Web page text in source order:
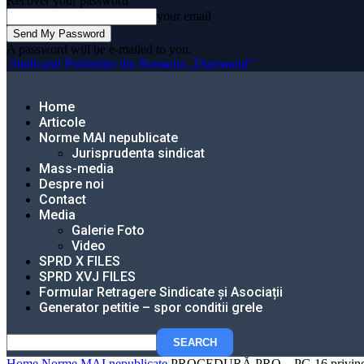
your email
A password will be e-mailed to you.
Sindicatul Politistilor din Romania „Diamantul”
Home
Articole
Norme MAI nepublicate
Jurisprudenta sindicat
Mass-media
Despre noi
Contact
Media
Galerie Foto
Video
SPRD X FILES
SPRD XVJ FILES
Formular Retragere Sindicate și Asociații
Generator petitie – spor conditii grele